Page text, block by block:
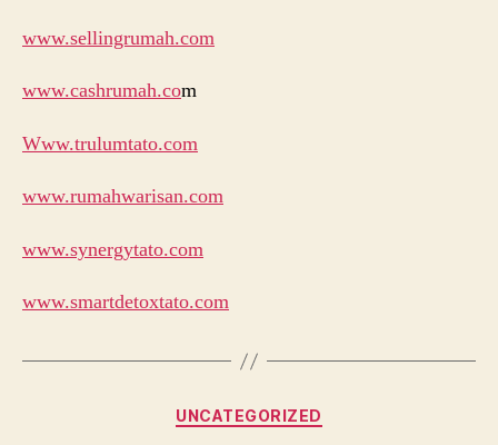
www.sellingrumah.com
www.cashrumah.com
Www.trulumtato.com
www.rumahwarisan.com
www.synergytato.com
www.smartdetoxtato.com
Categories
UNCATEGORIZED